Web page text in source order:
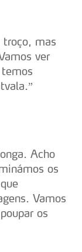
troço, mas
ver
Acho
os
Vamos
os